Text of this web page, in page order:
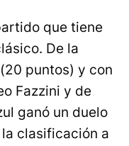
que tiene
De la
puntos) y con
Fazzini y de
ganó un duelo
clasificación a